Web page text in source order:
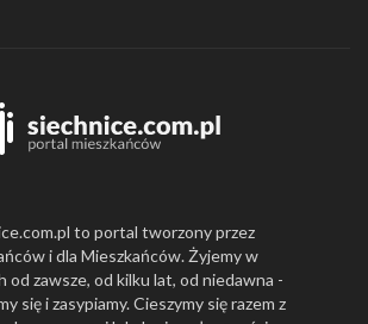
to portal tworzony przez
i dla Mieszkańców. Żyjemy w
od zawsze, od kilku lat, od niedawna -
się i zasypiamy. Cieszymy się razem z